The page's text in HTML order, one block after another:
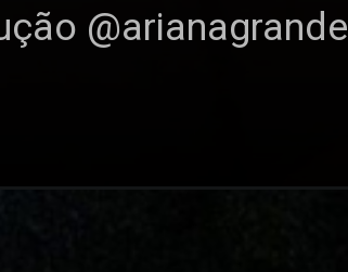
@arianagrande